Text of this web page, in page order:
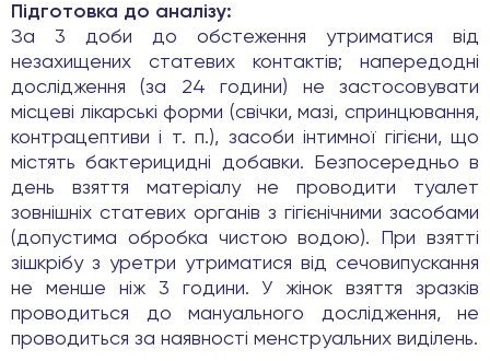
Підготовка до аналізу:
За 3 доби до обстеження утриматися від
незахищених статевих контактів; напередодні
дослідження (за 24 години) не застосовувати
місцеві лікарські форми (свічки, мазі, спринцювання,
контрацептиви і т. п.), засоби інтимної гігієни, що
містять бактерицидні добавки. Безпосередньо в
день взяття матеріалу не проводити туалет
зовнішніх статевих органів з гігієнічними засобами
(допустима обробка чистою водою). При взятті
зішкрібу з уретри утриматися від сечовипускання
не менше ніж 3 години. У жінок взяття зразків
проводиться до мануального дослідження, не
проводиться за наявності менструальних виділень.